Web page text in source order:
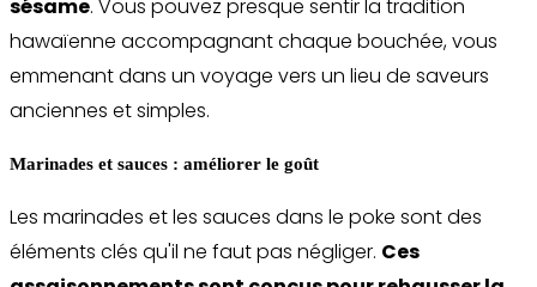
sésame. Vous pouvez presque sentir la tradition
hawaïenne accompagnant chaque bouchée, vous
emmenant dans un voyage vers un lieu de saveurs
anciennes et simples.
Marinades et sauces : améliorer le goût
Les marinades et les sauces dans le poke sont des
éléments clés qu'il ne faut pas négliger. Ces